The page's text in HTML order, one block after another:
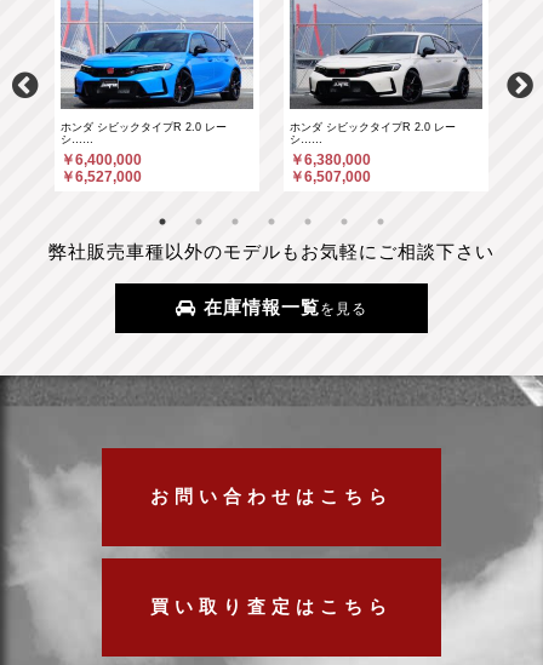
ホンダ シビックタイプR 2.0 レー
シ……
￥6,400,000
￥6,527,000
ホンダ シビックタイプR 2.0 レー
シ……
￥6,380,000
￥6,507,000
弊社販売車種以外のモデルもお気軽にご相談下さい
在庫情報一覧を見る
お問い合わせはこちら
買い取り査定はこちら